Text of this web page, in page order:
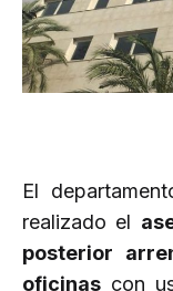
El
realizado el
posterior
oficinas con